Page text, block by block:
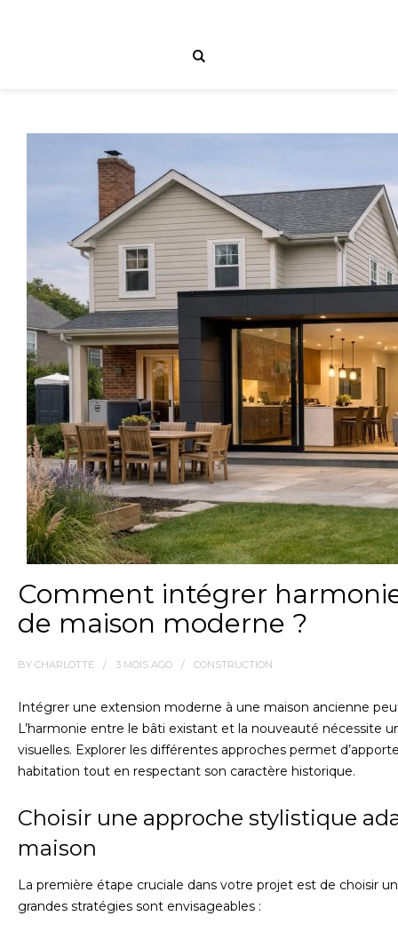
Comment intégrer
de maison moderne ?
BY CHARLOTTE 3 MOIS AGO CONSTRUCTION
Intégrer une extension moderne à une maison ancienne
L’harmonie entre le bâti existant et la nouveauté nécessite
visuelles. Explorer les différentes approches permet
habitation tout en respectant son caractère historique.
Choisir une approche stylistique
maison
La première étape cruciale dans votre projet est de choisir
grandes stratégies sont envisageables :